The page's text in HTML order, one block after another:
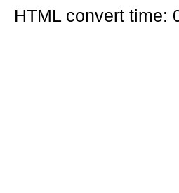
HTML convert time: